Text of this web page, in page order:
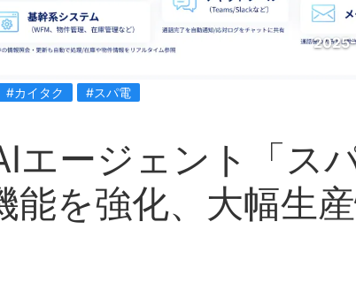
#カイタク #スパ電
エージェント「ス
能を強化、大幅生